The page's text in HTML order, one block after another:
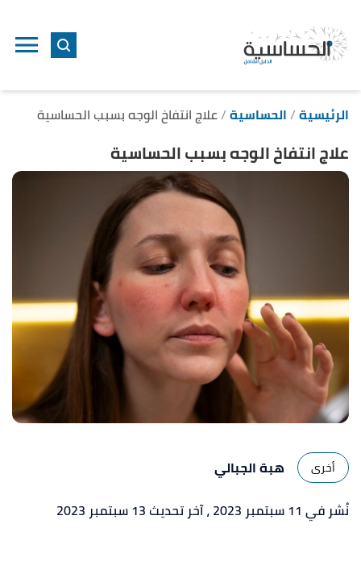
الرئيسية الحساسية علاج انتفاخ الوجه بسبب الحساسية
علاج انتفاخ الوجه بسبب الحساسية
أخرى
هبة الجبالي
نُشر في 11 سبتمبر 2023
، آخر تحديث 13 سبتمبر 2023